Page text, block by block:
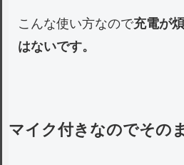
こんな使い方なので充電が
はないです。
マイク付きなのでその